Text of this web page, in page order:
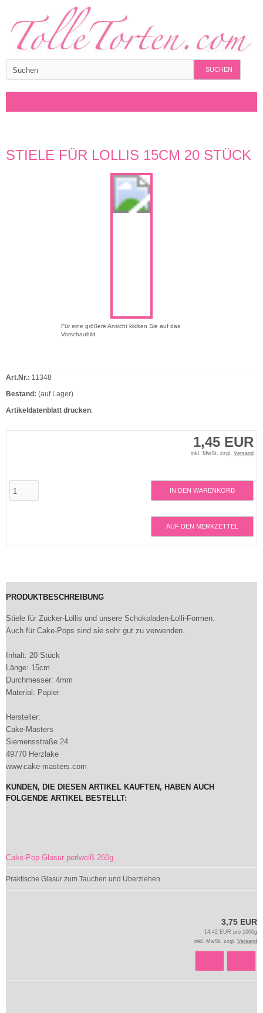
SUCHEN
STIELE FÜR LOLLIS 15CM 20 STÜCK
Für eine größere Ansicht klicken Sie auf das
Vorschaubild
1,45 EUR
inkl. MwSt. zzgl. Versand
IN DEN WARENKORB
AUF DEN MERKZETTEL
Art.Nr.: 11348
Bestand: (auf Lager)
Artikeldatenblatt drucken:
PRODUKTBESCHREIBUNG
Stiele für Zucker-Lollis und unsere Schokoladen-Lolli-Formen.
Auch für Cake-Pops sind sie sehr gut zu verwenden.
Inhalt: 20 Stück
Länge: 15cm
Durchmesser: 4mm
Material: Papier
Hersteller:
Cake-Masters
Siemensstraße 24
49770 Herzlake
www.cake-masters.com
KUNDEN, DIE DIESEN ARTIKEL KAUFTEN, HABEN AUCH
FOLGENDE ARTIKEL BESTELLT:
Cake-Pop Glasur perlweiß 260g
Praktische Glasur zum Tauchen und Überziehen
3,75 EUR
14,42 EUR pro 1000g
inkl. MwSt. zzgl. Versand